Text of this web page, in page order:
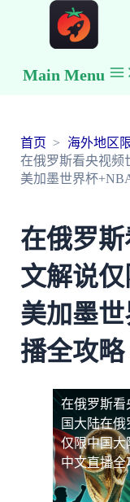
Main Menu
首页
海外地区
在俄罗斯看央视频
美加墨世界杯
在俄罗
文解说
美加墨
播全攻略
在俄罗斯看
国大陆在俄
仅限中国大
中文直播全